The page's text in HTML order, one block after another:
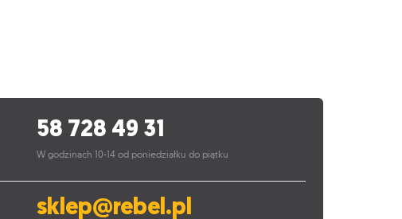
58 728 49 31
W godzinach 10-14 od poniedziałku do piątku
sklep@rebel.pl